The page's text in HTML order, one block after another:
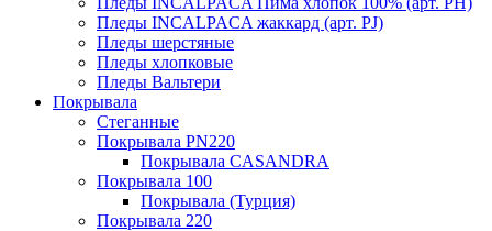
Пледы INCALPACA жаккард (арт. PJ)
Пледы шерстяные
Пледы хлопковые
Пледы Вальтери
Покрывала
Стеганные
Покрывала PN220
Покрывала CASANDRA
Покрывала 100
Покрывала (Турция)
Покрывала 220